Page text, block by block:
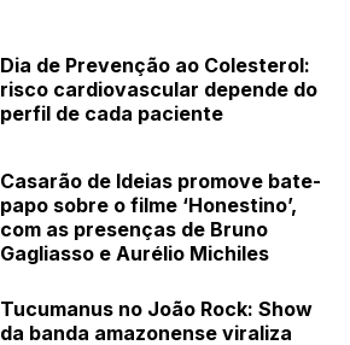
Dia de Prevenção ao Colesterol:
risco cardiovascular depende do
perfil de cada paciente
Casarão de Ideias promove bate-
papo sobre o filme ‘Honestino’,
com as presenças de Bruno
Gagliasso e Aurélio Michiles
Tucumanus no João Rock: Show
da banda amazonense viraliza